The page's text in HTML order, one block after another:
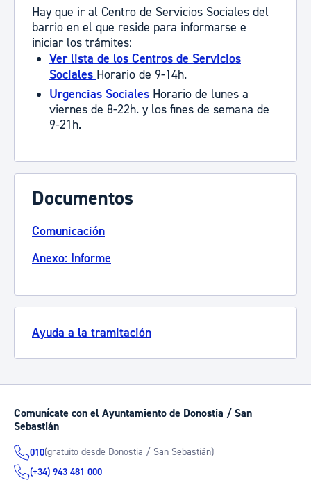
Hay que ir al Centro de Servicios Sociales del
barrio en el que reside para informarse e
iniciar los trámites:
Ver lista de los Centros de Servicios
Sociales Horario de 9-14h.
Urgencias Sociales Horario de lunes a
viernes de 8-22h. y los fines de semana de
9-21h.
Documentos
Comunicación
Anexo: Informe
Ayuda a la tramitación
Comunícate con el Ayuntamiento de Donostia / San
Sebastián
010(gratuito desde Donostia / San Sebastián)
(+34) 943 481 000